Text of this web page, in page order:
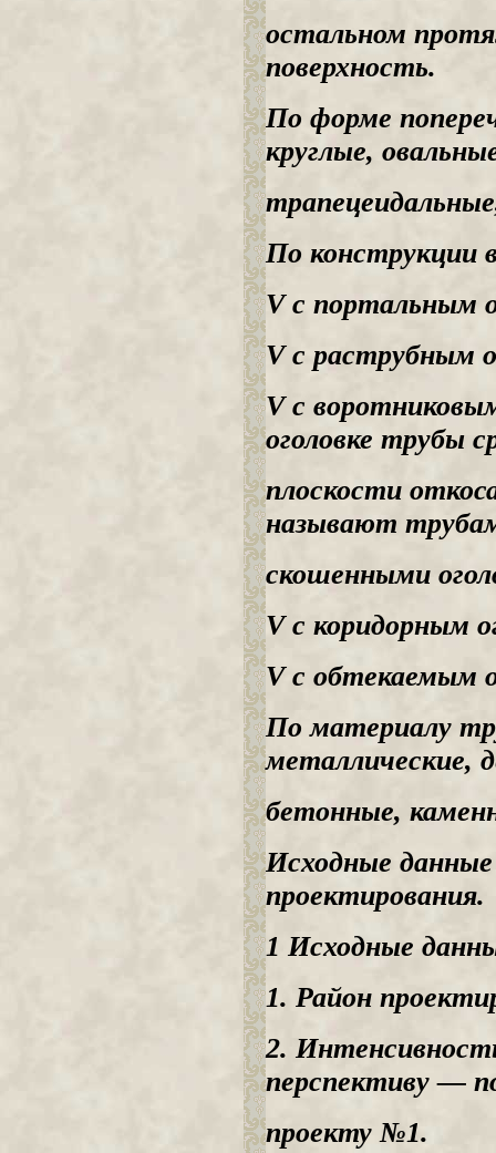
остальном
поверхность.
По форме
круглые,
По конструкции
V с портальным
V с раструбным
V с
оголовке трубы
плоскости
называют
скошенными
V с коридорным
V с обтекаемым
По материалу
металлические,
бетонные,
Исходные
проектирования.
1 Исходные
1. Район
2.
перспективу —
проекту №1.